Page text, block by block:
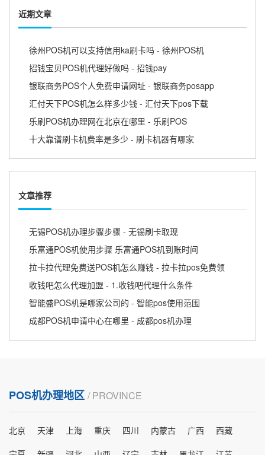
近期文章
徐州POS机可以支持信用ka刷卡吗 - 徐州POS机
招钱宝贝POS机代理好做吗 - 招钱pay
银联商务POS个人免费申请网址 - 银联商务posapp
汇付天下POS机怎么样多少钱 - 汇付天下pos下载
乐刷POS机办理网在北京在哪里 - 乐刷POS
十大靠谱刷卡机费率是多少 - 刷卡机器有哪家
文章推荐
无锡POS机办理步骤步骤 - 无锡刷卡取现
乐富通POS机使用步骤 乐富通POS机到账时间
拉卡拉代理免费送POS机怎么赚钱 - 拉卡拉pos免费领
收钱吧怎么代理加盟 - 1.收钱吧代理什么条件
智能盛POS机是哪家公司的 - 智能pos使用范围
成都POS机申请中心在哪里 - 成都pos机办理
POS机办理地区 / PROVINCE
北京 天津 上海 重庆 四川 内蒙古 广西
西藏